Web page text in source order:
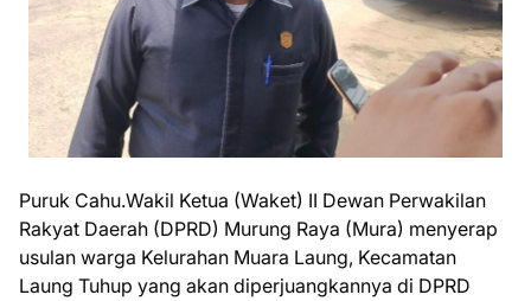
Puruk Cahu.Wakil Ketua (Waket) II Dewan Perwakilan
Rakyat Daerah (DPRD) Murung Raya (Mura) menyerap
usulan warga Kelurahan Muara Laung, Kecamatan
Laung Tuhup yang akan diperjuangkannya di DPRD